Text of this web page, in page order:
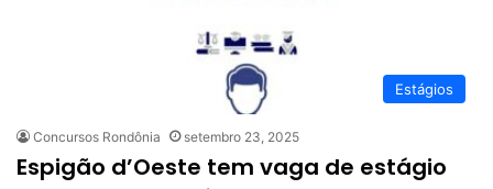
Estágios
Concursos Rondônia setembro 23, 2025
Espigão d’Oeste tem vaga de estágio